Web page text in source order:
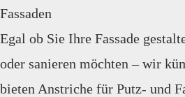
Fassaden
Egal ob Sie Ihre Fassade
oder sanieren möchten – wir
bieten Anstriche für Putz- und